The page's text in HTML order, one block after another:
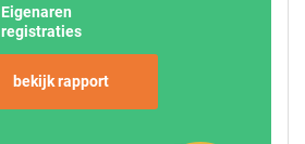
Eigenaren
registraties
bekijk rapport